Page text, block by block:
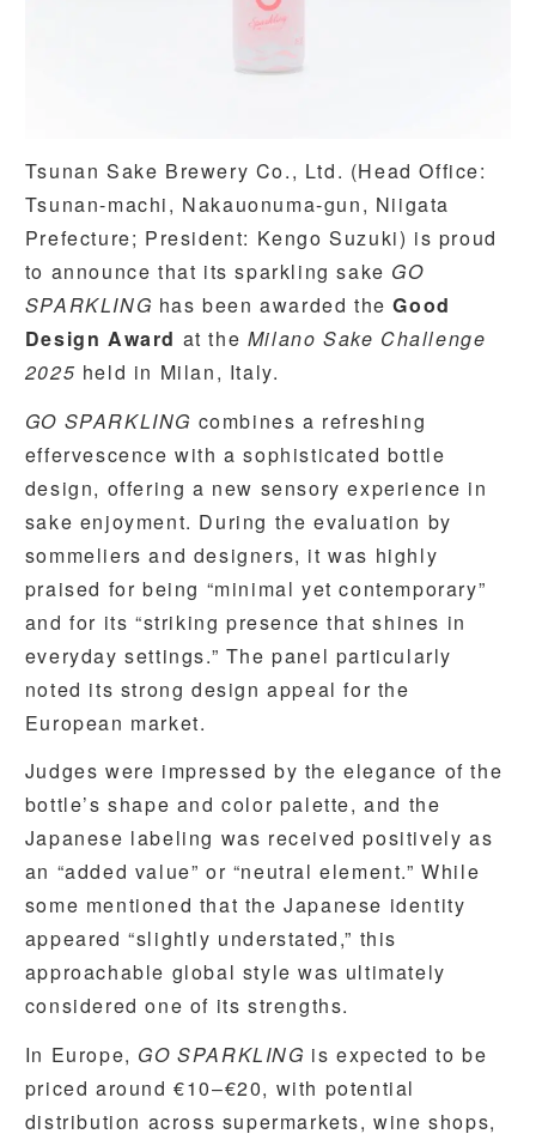
Tsunan Sake Brewery Co., Ltd. (Head Office:
Tsunan-machi, Nakauonuma-gun, Niigata
Prefecture; President: Kengo Suzuki) is proud
to announce that its sparkling sake GO
SPARKLING has been awarded theGood
Design Award at the Milano Sake Challenge
2025 held in Milan, Italy.
GO SPARKLING combines a refreshing
effervescence with a sophisticated bottle
design, offering a new sensory experience in
sake enjoyment. During the evaluation by
sommeliers and designers, it was highly
praised for being “minimal yet contemporary”
and for its “striking presence that shines in
everyday settings.” The panel particularly
noted its strong design appeal for the
European market.
Judges were impressed by the elegance of the
bottle’s shape and color palette, and the
Japanese labeling was received positively as
an “added value” or “neutral element.” While
some mentioned that the Japanese identity
appeared “slightly understated,” this
approachable global style was ultimately
considered one of its strengths.
In Europe, GO SPARKLING is expected to be
priced around €10–€20, with potential
distribution across supermarkets, wine shops,